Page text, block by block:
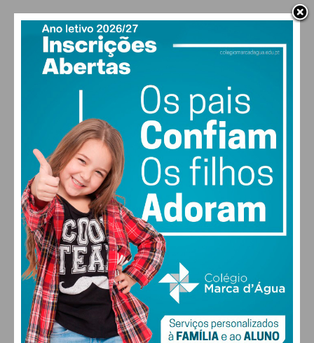
PAÇOS DE FERREIRA
18°
84% humidade
vento: 1m/s ESE
MAX 18 • MIN 18
30°
SEX
28
SÁB
27°
DOM
29 °